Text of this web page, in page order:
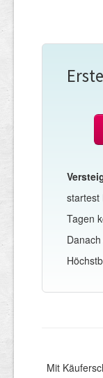
startest
Tagen
Mit